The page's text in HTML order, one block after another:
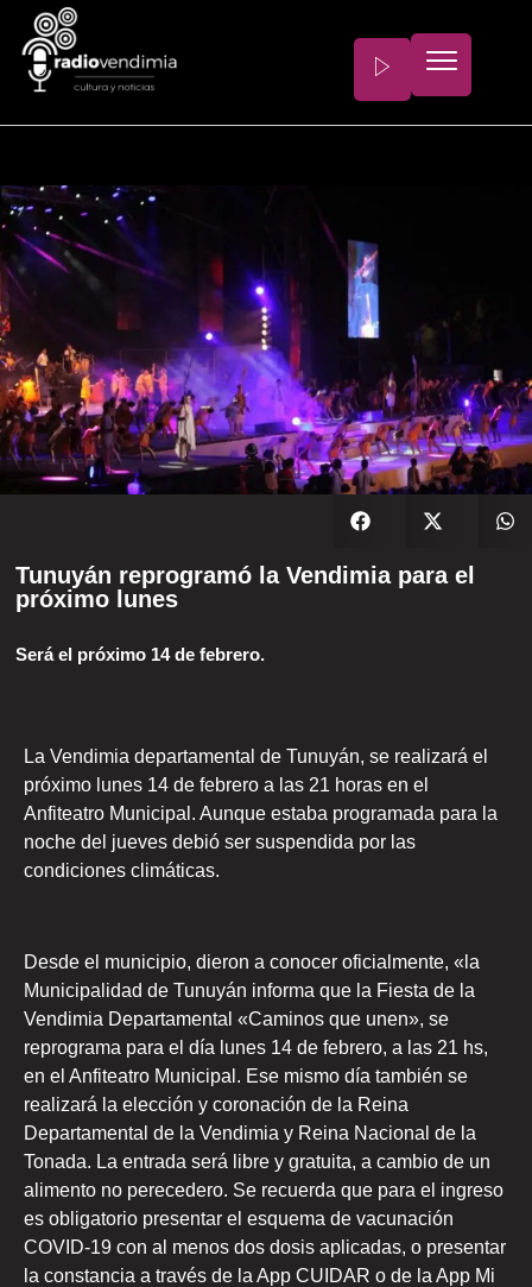
Tunuyán reprogramó la Vendimia para el
próximo lunes
Será el próximo 14 de febrero.
La Vendimia departamental de Tunuyán, se realizará el
próximo lunes 14 de febrero a las 21 horas en el
Anfiteatro Municipal. Aunque estaba programada para la
noche del jueves debió ser suspendida por las
condiciones climáticas.
Desde el municipio, dieron a conocer oficialmente, «la
Municipalidad de Tunuyán informa que la Fiesta de la
Vendimia Departamental «Caminos que unen», se
reprograma para el día lunes 14 de febrero, a las 21 hs,
en el Anfiteatro Municipal. Ese mismo día también se
realizará la elección y coronación de la Reina
Departamental de la Vendimia y Reina Nacional de la
Tonada. La entrada será libre y gratuita, a cambio de un
alimento no perecedero. Se recuerda que para el ingreso
es obligatorio presentar el esquema de vacunación
COVID-19 con al menos dos dosis aplicadas, o presentar
la constancia a través de la App CUIDAR o de la App Mi